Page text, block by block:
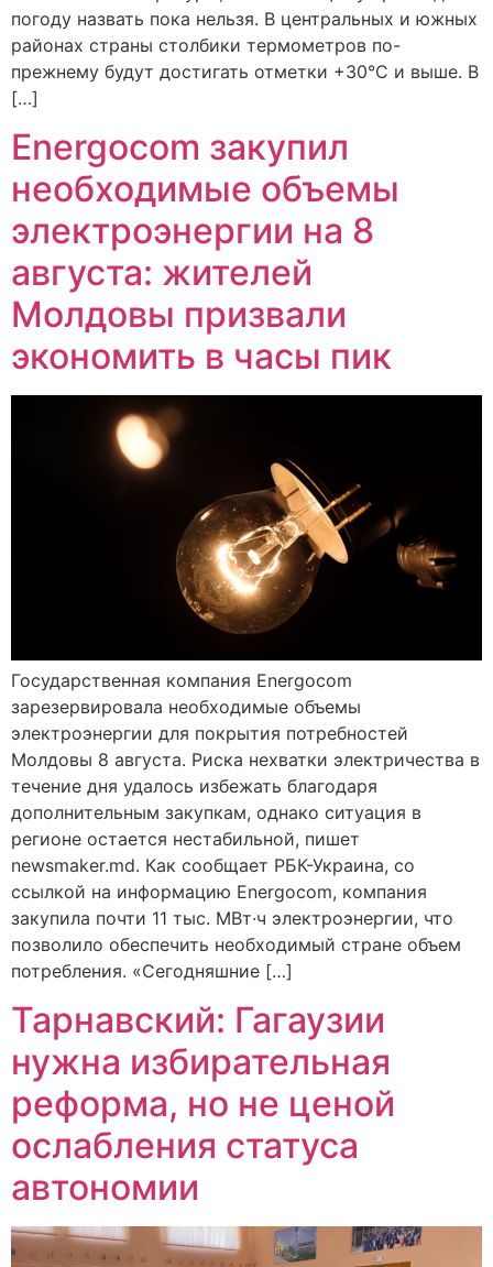
погоду назвать пока нельзя. В центральных и южных
районах страны столбики термометров по-
прежнему будут достигать отметки +30°C и выше. В
[…]
Energocom закупил
необходимые объемы
электроэнергии на 8
августа: жителей
Молдовы призвали
экономить в часы пик
Государственная компания Energocom
зарезервировала необходимые объемы
электроэнергии для покрытия потребностей
Молдовы 8 августа. Риска нехватки электричества в
течение дня удалось избежать благодаря
дополнительным закупкам, однако ситуация в
регионе остается нестабильной, пишет
newsmaker.md. Как сообщает РБК-Украина, со
ссылкой на информацию Energocom, компания
закупила почти 11 тыс. МВт·ч электроэнергии, что
позволило обеспечить необходимый стране объем
потребления. «Сегодняшние […]
Тарнавский: Гагаузии
нужна избирательная
реформа, но не ценой
ослабления статуса
автономии